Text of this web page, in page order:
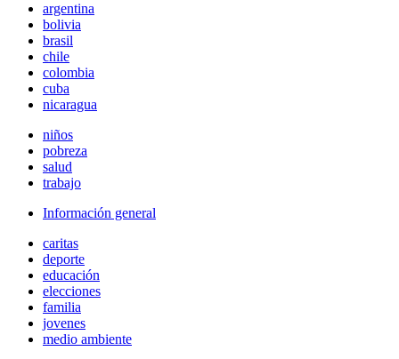
argentina
bolivia
brasil
chile
colombia
cuba
nicaragua
niños
pobreza
salud
trabajo
Información general
caritas
deporte
educación
elecciones
familia
jovenes
medio ambiente